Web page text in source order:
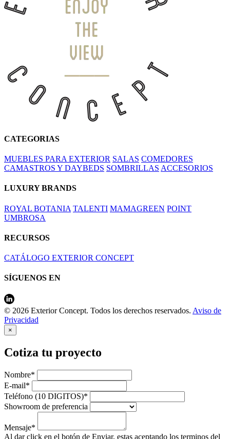
CATEGORIAS
MUEBLES PARA EXTERIOR SALAS COMEDORES
CAMASTROS Y DAYBEDS SOMBRILLAS ACCESORIOS
LUXURY BRANDS
ROYAL BOTANIA TALENTI MAMAGREEN POINT
UMBROSA
RECURSOS
CATÁLOGO EXTERIOR CONCEPT
SÍGUENOS EN
© 2026 Exterior Concept. Todos los derechos reservados. Aviso de
Privacidad
×
Cotiza tu proyecto
Nombre*
E-mail*
Teléfono (10 DIGITOS)*
Showroom de preferencia
Mensaje*
Al dar click en el botón de Enviar, estas aceptando los terminos del